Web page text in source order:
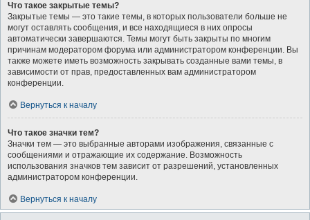
Что такое закрытые темы?
Закрытые темы — это такие темы, в которых пользователи больше не
могут оставлять сообщения, и все находящиеся в них опросы
автоматически завершаются. Темы могут быть закрыты по многим
причинам модератором форума или администратором конференции. Вы
также можете иметь возможность закрывать созданные вами темы, в
зависимости от прав, предоставленных вам администратором
конференции.
Вернуться к началу
Что такое значки тем?
Значки тем — это выбранные авторами изображения, связанные с
сообщениями и отражающие их содержание. Возможность
использования значков тем зависит от разрешений, установленных
администратором конференции.
Вернуться к началу